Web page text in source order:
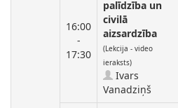
16:00
-
17:30
palīdzība un
civilā
aizsardzība
(Lekcija - video
ieraksts)
Ivars
Vanadziņš